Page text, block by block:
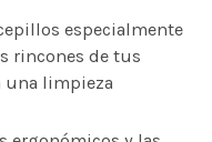
especialmente
rincones de tus
una limpieza